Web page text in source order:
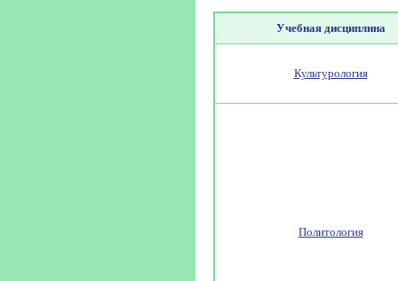
Учебная дисциплина
Культурология
Политология